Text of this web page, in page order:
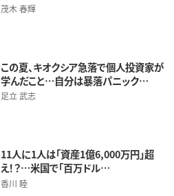
茂木 春輝
この夏、キオクシア急落で個人投資家が
学んだこと…自分は暴落パニック…
足立 武志
11人に1人は「資産1億6,000万円」超
え！？…米国で「百万ドル…
香川 睦